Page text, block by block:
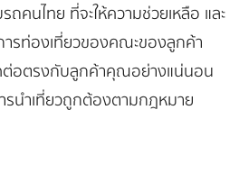
คนไทย ที่จะให้ความช่วยเหลือ และ
รท่องเที่ยวของคณะของลูกค้า
ต่อตรงกับลูกค้าคุณอย่างแน่นอน
รนำเที่ยวถูกต้องตามกฎหมาย